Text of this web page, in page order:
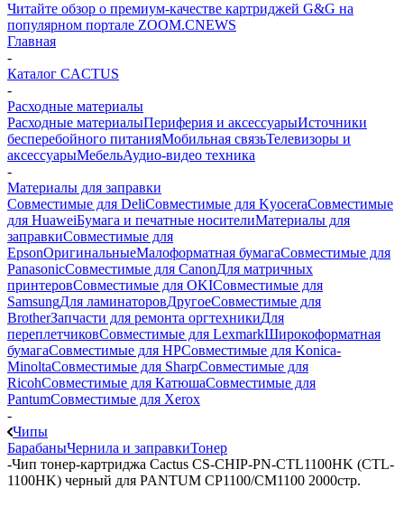
Читайте обзор о премиум-качестве картриджей G&G на
популярном портале ZOOM.CNEWS
Главная
-
Каталог CACTUS
-
Расходные материалы
Расходные материалыПериферия и аксессуарыИсточники
бесперебойного питанияМобильная связьТелевизоры и
аксессуарыМебельАудио-видео техника
-
Материалы для заправки
Совместимые для DeliСовместимые для KyoceraСовместимые
для HuaweiБумага и печатные носителиМатериалы для
заправкиСовместимые для
EpsonОригинальныеМалоформатная бумагаСовместимые для
PanasonicСовместимые для CanonДля матричных
принтеровСовместимые для OKIСовместимые для
SamsungДля ламинаторовДругоеСовместимые для
BrotherЗапчасти для ремонта оргтехникиДля
переплетчиковСовместимые для LexmarkШирокоформатная
бумагаСовместимые для HPСовместимые для Konica-
MinoltaСовместимые для SharpСовместимые для
RicohСовместимые для КатюшаСовместимые для
PantumСовместимые для Xerox
-
Чипы
БарабаныЧернила и заправкиТонер
-Чип тонер-картриджа Cactus CS-CHIP-PN-CTL1100HK (CTL-
1100HK) черный для PANTUM CP1100/CM1100 2000стр.